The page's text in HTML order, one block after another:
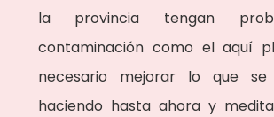
la provincia tengan
contaminación como el aquí
necesario mejorar lo que
haciendo hasta ahora y